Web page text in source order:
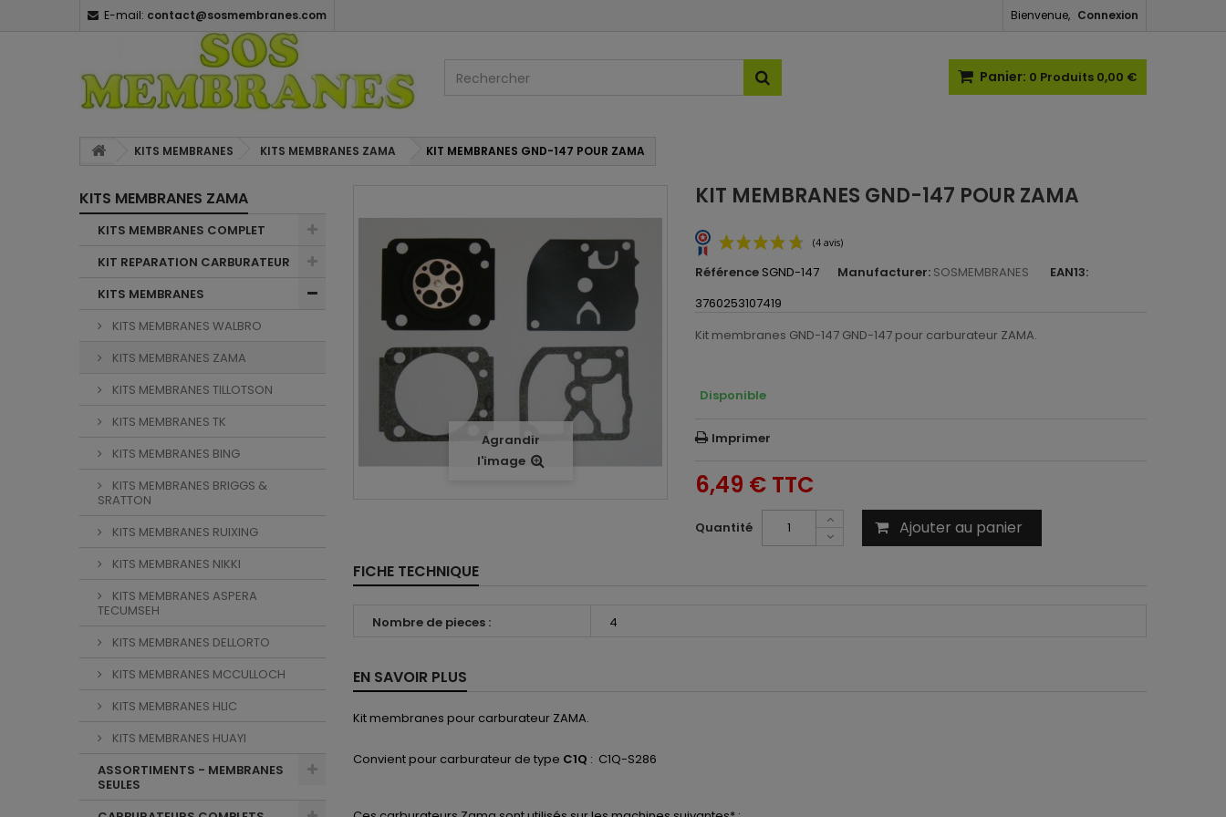
Bienvenue, Connexion
E-mail: contact@sosmembranes.com
Panier: 0 Produits 0,00 €
KITS MEMBRANES KITS MEMBRANES ZAMA KIT MEMBRANES GND-147 POUR ZAMA
KITS MEMBRANES ZAMA
KITS MEMBRANES COMPLET
KIT REPARATION CARBURATEUR
KITS MEMBRANES
KITS MEMBRANES WALBRO
KITS MEMBRANES ZAMA
KITS MEMBRANES TILLOTSON
KITS MEMBRANES TK
KITS MEMBRANES BING
KITS MEMBRANES BRIGGS &
SRATTON
KITS MEMBRANES RUIXING
KITS MEMBRANES NIKKI
KITS MEMBRANES ASPERA
TECUMSEH
KITS MEMBRANES DELLORTO
KITS MEMBRANES MCCULLOCH
KITS MEMBRANES HLIC
KITS MEMBRANES HUAYI
ASSORTIMENTS - MEMBRANES
SEULES
Agrandir
l'image
KIT MEMBRANES GND-147 POUR ZAMA
Référence SGND-147 Manufacturer: SOSMEMBRANES
EAN13:
3760253107419
Kit membranes GND-147 GND-147 pour carburateur ZAMA.
Disponible
Imprimer
6,49 € TTC
Quantité Ajouter au panier
FICHE TECHNIQUE
Nombre de pieces : 4
EN SAVOIR PLUS
Kit membranes pour carburateur ZAMA.
Convient pour carburateur de type C1Q : C1Q-S286